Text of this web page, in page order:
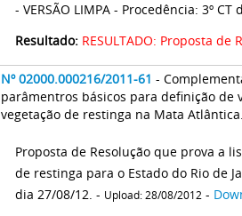
- VERSÃO LIMPA - Procedência: 3º
Resultado: RESULTADO: Proposta de
Nº 02000.000216/2011-61 -
parâmentros básicos para definição de
vegetação de restinga na Mata Atlântica.
Proposta de Resolução que prova a
de restinga para o Estado do Rio de
dia 27/08/12. - Upload: 28/08/2012 -